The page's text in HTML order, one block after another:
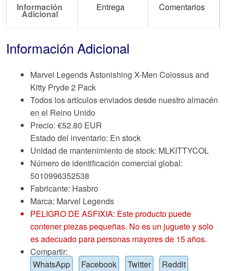
Información
Adicional
Entrega Comentarios
Información Adicional
Marvel Legends Astonishing X-Men Colossus and
Kitty Pryde 2 Pack
Todos los artículos enviados desde nuestro almacén
en el Reino Unido
Precio: €52.80 EUR
Estado del inventario: En stock
Unidad de mantenimiento de stock: MLKITTYCOL
Número de identificación comercial global:
5010996352538
Fabricante: Hasbro
Marca: Marvel Legends
PELIGRO DE ASFIXIA: Este producto puede
contener piezas pequeñas. No es un juguete y solo
es adecuado para personas mayores de 15 años.
Compartir:
WhatsApp
Facebook Twitter Reddit